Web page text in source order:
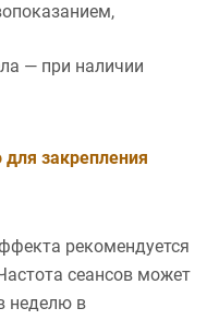
— при наличии
закрепления
рекомендуется
сеансов может
неделю в